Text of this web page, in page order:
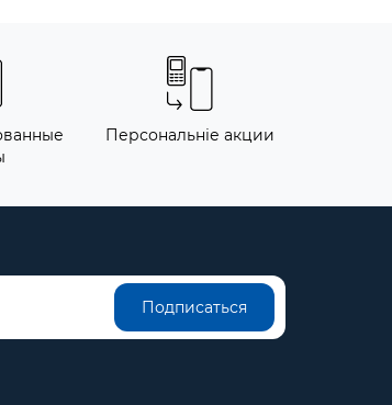
Персональніе акции
Подписаться